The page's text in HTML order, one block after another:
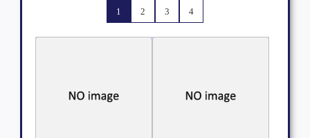
1 2 3 4